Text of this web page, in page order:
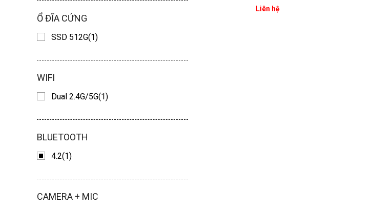
Ổ ĐĨA CỨNG
SSD 512G(1)
WIFI
Dual 2.4G/5G(1)
BLUETOOTH
4.2(1)
CAMERA + MIC
Liên hệ